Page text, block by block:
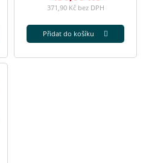
371,90 Kč bez DPH
Přidat do košíku